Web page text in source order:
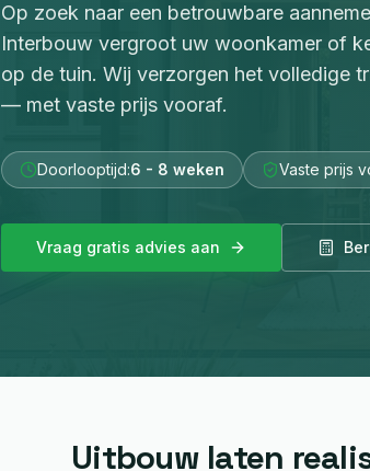
Op zoek naar een betrouwbare
Interbouw vergroot uw woonkamer of
op de tuin. Wij verzorgen het volledige
— met vaste prijs vooraf.
Doorlooptijd:6 - 8 weken Vaste prijs
Vraag gratis advies aan
Uitbouwlaten